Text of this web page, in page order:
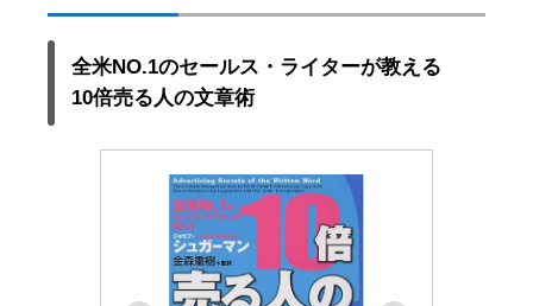
全米NO.1のセールス・ライターが教える
10倍売る人の文章術